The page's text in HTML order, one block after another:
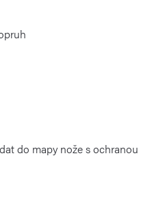
do mapy nože s ochranou